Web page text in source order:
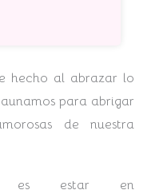
hecho al abrazar lo
para abrigar
de nuestra
es estar en